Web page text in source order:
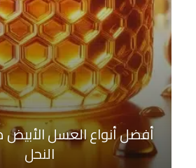
أفضل أنواع العسل
النحل